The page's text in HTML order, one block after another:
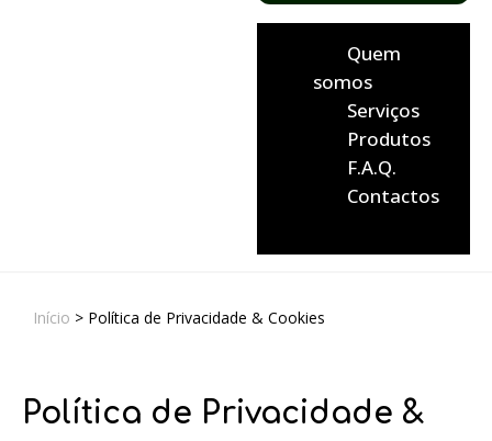
Quem
somos
Serviços
Produtos
F.A.Q.
Contactos
Início > Política de Privacidade & Cookies
Política de Privacidade &